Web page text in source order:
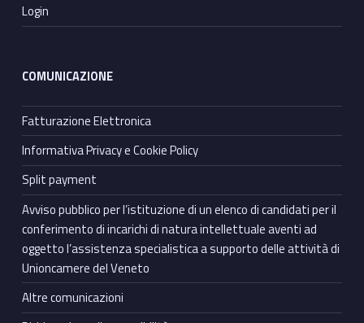
Login
COMUNICAZIONE
Fatturazione Elettronica
Informativa Privacy e Cookie Policy
Split payment
Avviso pubblico per l’istituzione di un elenco di candidati per il
conferimento di incarichi di natura intellettuale aventi ad
oggetto l’assistenza specialistica a supporto delle attività di
Unioncamere del Veneto
Altre comunicazioni